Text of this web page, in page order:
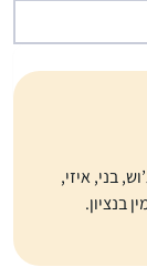
בני, איזי,
בנציון.